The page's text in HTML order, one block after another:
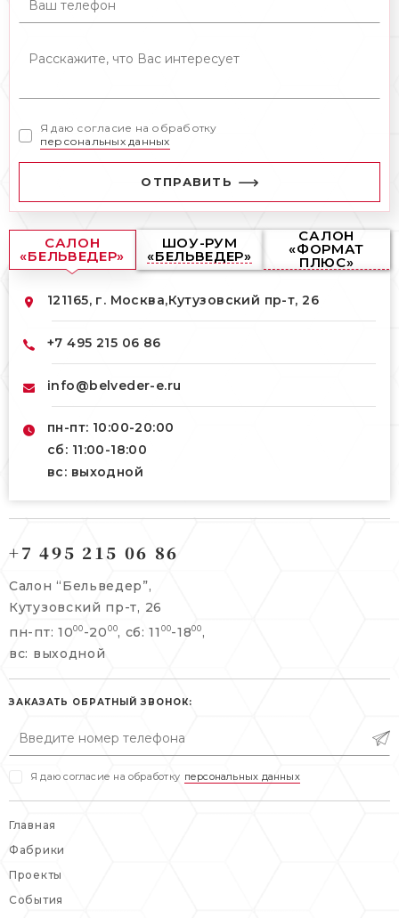
Я даю согласие на обработку
персональных данных
ОТПРАВИТЬ
САЛОН
«БЕЛЬВЕДЕР»
ШОУ-РУМ
«БЕЛЬВЕДЕР»
САЛОН
«ФОРМАТ
ПЛЮС»
121165, г. Москва,Кутузовский пр-т, 26
+7 495 215 06 86
info@belveder-e.ru
пн-пт: 10:00-20:00
сб: 11:00-18:00
вс: выходной
info@belveder-e.ru
пн-пт: 10:00-20:00
сб, вс: выходной
Берсеневский переулок, 3/10с7
+7 495 477 45 43
info@belveder-e.ru
пн-пт: 10:00-19:00
сб: выходной
+7 495 215 06 86
Салон “Бельведер”,
Кутузовский пр-т, 26
пн-пт: 1000 -20 00, сб: 11 00-1800 ,
вс: выходной
ЗАКАЗАТЬ ОБРАТНЫЙ ЗВОНОК:
Я даю согласие на обработку персональных данных
Главная
Фабрики
Проекты
События